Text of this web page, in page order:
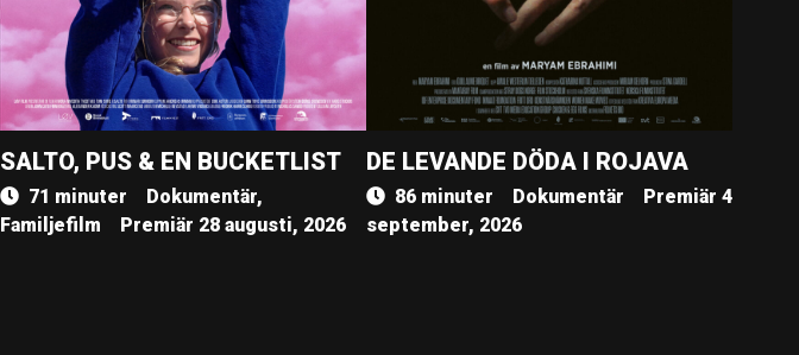
SALTO, PUS & EN BUCKETLIST
71 minuter
Dokumentär,
Familjefilm
Premiär 28 augusti, 2026
DE LEVANDE DÖDA I ROJAVA
86 minuter Dokumentär
Premiär 4
september, 2026